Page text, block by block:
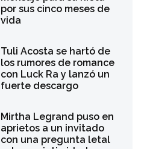
por sus cinco meses de
vida
Tuli Acosta se hartó de
los rumores de romance
con Luck Ra y lanzó un
fuerte descargo
Mirtha Legrand puso en
aprietos a un invitado
con una pregunta letal